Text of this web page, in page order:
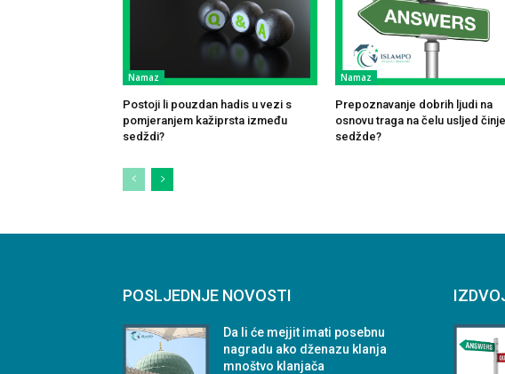
Namaz
Postoji li pouzdan hadis u vezi s
pomjeranjem kažiprsta između
sedždi?
Namaz
Prepoznavanje dobrih ljudi na
osnovu traga na čelu usljed
sedžde?
POSLJEDNJE NOVOSTI
Da li će mejjit imati posebnu
nagradu ako dženazu klanja
mnoštvo klanjača